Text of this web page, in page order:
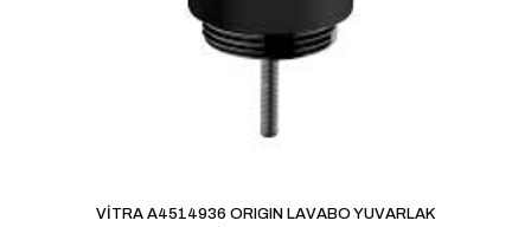
VİTRA A4514936 ORIGIN LAVABO YUVARLAK